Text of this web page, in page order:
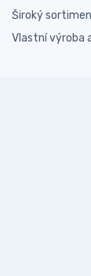
Široký
Vlastní výroba